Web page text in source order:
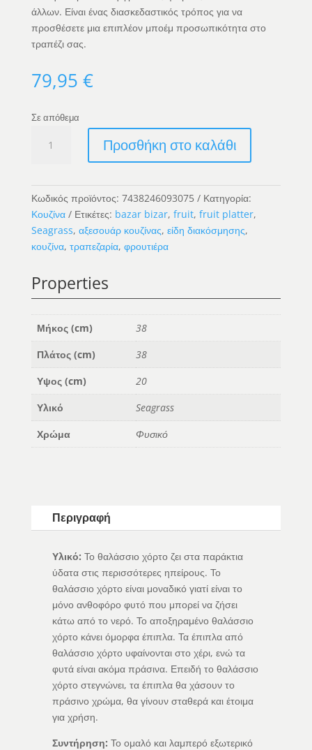
άλλων. Είναι ένας διασκεδαστικός τρόπος για να
προσθέσετε μια επιπλέον μποέμ προσωπικότητα στο
τραπέζι σας.
79,95 €
Σε απόθεμα
Seagrass
-
Natural
ποσότητα
Προσθήκη στο καλάθι
Κωδικός προϊόντος: 7438246093075
Κατηγορία:
Κουζίνα
Ετικέτες: bazar bizar, fruit, fruit platter,
Seagrass, αξεσουάρ κουζίνας, είδη διακόσμησης,
κουζίνα, τραπεζαρία, φρουτιέρα
Properties
Μήκος (cm)
38
Πλάτος (cm)
38
Υψος (cm)
20
Υλικό
Seagrass
Χρώμα
Φυσικό
Περιγραφή
Υλικό: Το θαλάσσιο χόρτο ζει στα παράκτια
ύδατα στις περισσότερες ηπείρους. Το
θαλάσσιο χόρτο είναι μοναδικό γιατί είναι το
μόνο ανθοφόρο φυτό που μπορεί να ζήσει
κάτω από το νερό. Το αποξηραμένο θαλάσσιο
χόρτο κάνει όμορφα έπιπλα. Τα έπιπλα από
θαλάσσιο χόρτο υφαίνονται στο χέρι, ενώ τα
φυτά είναι ακόμα πράσινα. Επειδή το θαλάσσιο
χόρτο στεγνώνει, τα έπιπλα θα χάσουν το
πράσινο χρώμα, θα γίνουν σταθερά και έτοιμα
για χρήση.
Συντήρηση: Το ομαλό και λαμπερό εξωτερικό